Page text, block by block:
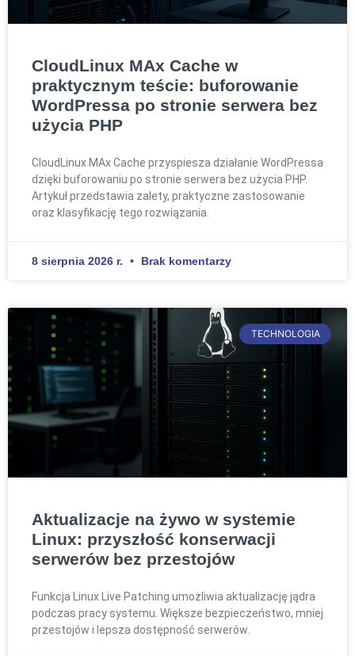
CloudLinux MAx Cache w
praktycznym teście: buforowanie
WordPressa po stronie serwera bez
użycia PHP
CloudLinux MAx Cache przyspiesza działanie WordPressa
dzięki buforowaniu po stronie serwera bez użycia PHP.
Artykuł przedstawia zalety, praktyczne zastosowanie
oraz klasyfikację tego rozwiązania.
8 sierpnia 2026 r. Brak komentarzy
TECHNOLOGIA
Aktualizacje na żywo w systemie
Linux: przyszłość konserwacji
serwerów bez przestojów
Funkcja Linux Live Patching umożliwia aktualizację jądra
podczas pracy systemu. Większe bezpieczeństwo, mniej
przestojów i lepsza dostępność serwerów.